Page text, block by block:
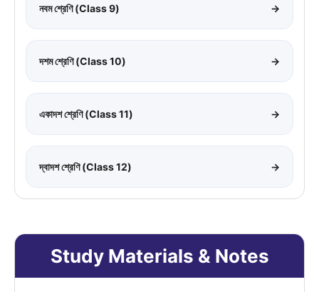
নবম শ্রেণি (Class 9) →
দশম শ্রেণি (Class 10) →
একাদশ শ্রেণি (Class 11) →
দ্বাদশ শ্রেণি (Class 12) →
Study Materials & Notes